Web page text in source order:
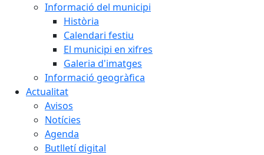
Informació del municipi
Història
Calendari festiu
El municipi en xifres
Galeria d'imatges
Informació geogràfica
Actualitat
Avisos
Notícies
Agenda
Butlletí digital